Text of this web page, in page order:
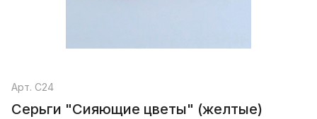
Арт. C24
Серьги "Сияющие цветы" (желтые)